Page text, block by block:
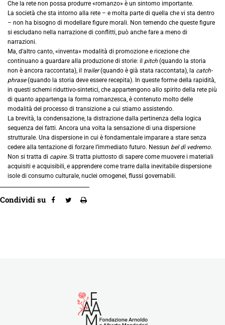
Che la rete non possa produrre «romanzo» è un sintomo importante.
La società che sta intorno alla rete – e molta parte di quella che vi sta dentro
– non ha bisogno di modellare figure morali. Non temendo che queste figure
si escludano nella narrazione di conflitti, può anche fare a meno di
narrazioni.
Ma, d’altro canto, «inventa» modalità di promozione e ricezione che
continuano a guardare alla produzione di storie: il pitch (quando la storia
non è ancora raccontata), il trailer(quando è già stata raccontata), la catch-
phrase(quando la storia deve essere recepita). In queste forme della rapidità,
in questi schemi riduttivo-sintetici, che appartengono allo spirito della rete più
di quanto appartenga la forma romanzesca, è contenuto molto delle
modalità del processo di transizione a cui stiamo assistendo.
La brevità, la condensazione, la distrazione dalla pertinenza della logica
sequenza dei fatti. Ancora una volta la sensazione di una dispersione
strutturale. Una dispersione in cui è fondamentale imparare a stare senza
cedere alla tentazione di forzare l’immediato futuro. Nessun bel dì vedremo.
Non si tratta di capire. Si tratta piuttosto di sapere come muovere i materiali
acquisiti e acquisibili, e apprendere come trarre dalla inevitabile dispersione
isole di consumo culturale, nuclei omogenei, flussi governabili.
Condividi su